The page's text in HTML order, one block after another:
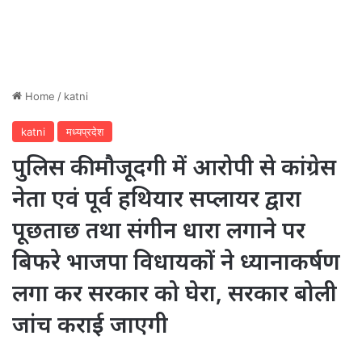
Home / katni
katni मध्यप्रदेश
पुलिस की मौजूदगी में आरोपी से कांग्रेस
नेता एवं पूर्व हथियार सप्लायर द्वारा
पूछताछ तथा संगीन धारा लगाने पर
बिफरे भाजपा विधायकों ने ध्यानाकर्षण
लगा कर सरकार को घेरा, सरकार बोली
जांच कराई जाएगी